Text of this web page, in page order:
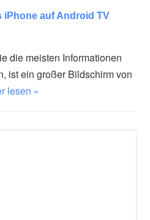
iPhone auf Android TV
die meisten Informationen
ist ein großer Bildschirm von
lesen »